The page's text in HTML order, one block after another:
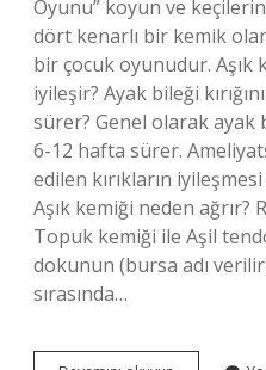
Oyunu” koyun ve
dört kenarlı bir kemik
bir çocuk oyunudur. Aşık
iyileşir? Ayak bileği
sürer? Genel olarak ayak
6-12 hafta sürer.
edilen kırıkların
Aşık kemiği neden
Topuk kemiği ile Aşil
dokunun (bursa adı
sırasında…